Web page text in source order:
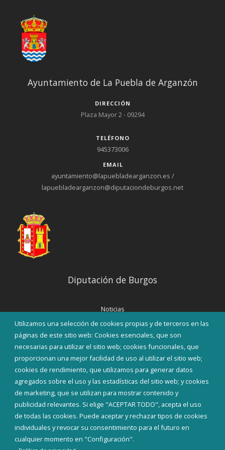
Utilizamos una selección de cookies propias y de terceros en las
páginas de este sitio web: Cookies esenciales, que son
necesarias para utilizar el sitio web; cookies funcionales, que
proporcionan una mejor facilidad de uso al utilizar el sitio web;
cookies de rendimiento, que utilizamos para generar datos
agregados sobre el uso y las estadísticas del sitio web; y cookies
de marketing, que se utilizan para mostrar contenido y
publicidad relevantes. Si elige "ACEPTAR TODO", acepta el uso
de todas las cookies. Puede aceptar y rechazar tipos de cookies
individuales y revocar su consentimiento para el futuro en
cualquier momento en "Configuración".
Ayuntamiento de La Puebla de Arganzón
DIRECCIÓN
Plaza Mayor 2 - 09294
TELÉFONO
945373006
EMAIL
ayuntamiento@lapuebladearganzon.es /
lapuebladearganzon@diputaciondeburgos.net
Diputación de Burgos
Noticias
Eventos
Corporación Municipal
Teléfonos de interés
INICIAR SESIÓN
MAPA WEB